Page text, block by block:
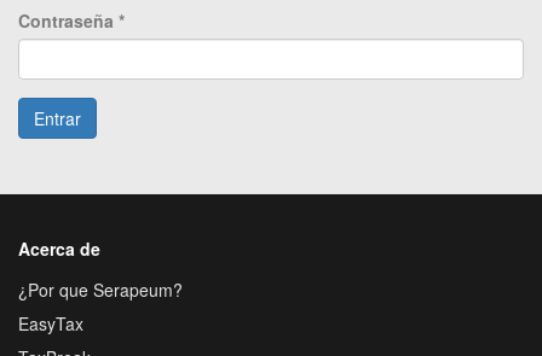
Contraseña *
Entrar
Acerca de
¿Por que Serapeum?
EasyTax